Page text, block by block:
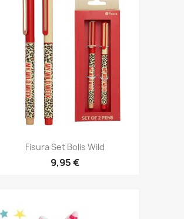
Vista rápida
Fisura Set Bolis Wild
9,95 €